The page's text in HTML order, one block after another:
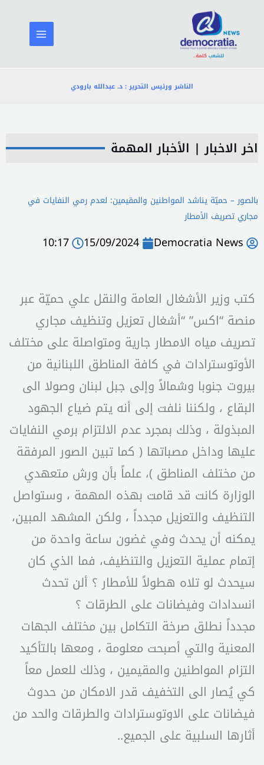
المحتوى
الناشر ورئيس التحرير : د. عبدالله بارودي
اخر الاخبار| الأخبار المهمة
بالصور – حميّة يناشد المواطنين والمقيمين: لعدم رمي النفايات في
مجاري تصريف الأمطار
Democratia News
15/09/2024
10:17
كتب وزير الأشغال العامة والنقل علي حميّة عبر
منصة “اكس” “أشغال تعزيل وتنظيف مجاري
تصريف مياه ‎الامطار جارية ومتواصلة على مختلف
الأوتوسترادات في كافة المناطق اللبنانية من
بيروت جنوبا وشمالاً وإلى جبل لبنان وصولا الى
البقاع ، ولكننا نلفت إلى أنه يتم ضياع الجهود
المبذولة ، وذلك بمجرد عدم الالتزام برمي النفايات
عليها وداخل مصباتها ( كما تبين الصور المرفقة
من مختلف المناطق )، علماً بأن ورش متعهدي
الوزارة كانت قد قامت بهذه المهمة ، وستواصل
التنظيف والتعزيل مجدداً ، ولكن المشهد المبين،
يمكنه أن يحدث وفي غضون ساعة واحدة من
إتمام عملية التعزيل والتنظيف، فما الذي كان
سيحدث لو تلاه هطولاً للأمطار ؟ ألن تحدث
انسدادات وفيضانات على الطرقات ؟
مجدداً نطلق صرخة التكامل بين مختلف الجهات
المعنية والتي أصبحت معلومة ، ومعها بالتأكيد
التزام المواطنين والمقيمين ، وذلك للعمل معاً
كي يُصار الى التخفيف قدر الامكان من حدوث
فيضانات على الاوتوسترادات والطرقات والحد من
أثارها السلبية على الجميع..